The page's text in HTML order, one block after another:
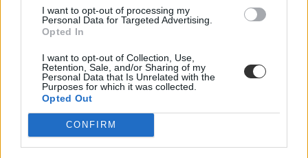
I want to opt-out of processing my
Personal Data for Targeted Advertising.
Opted In
I want to opt-out of Collection, Use,
Retention, Sale, and/or Sharing of my
Personal Data that Is Unrelated with the
Purposes for which it was collected.
Opted Out
CONFIRM
Pedagógusok Szakszervezete
PSZ
pedagógus bértábla
tanári béremelés 2022
pedagógus béremelés 2022
választás 2022